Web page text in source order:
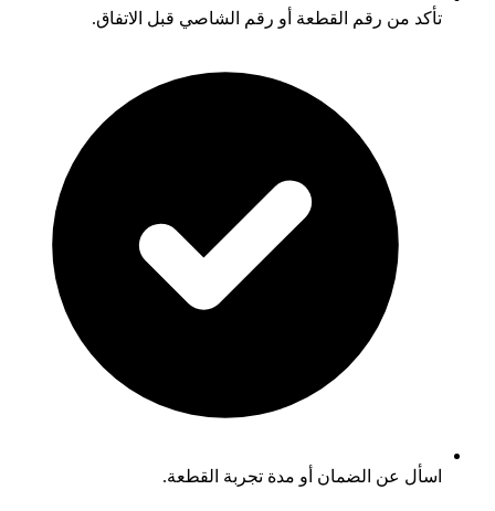
تأكد من رقم القطعة أو رقم الشاصي قبل الاتفاق.
اسأل عن الضمان أو مدة تجربة القطعة.